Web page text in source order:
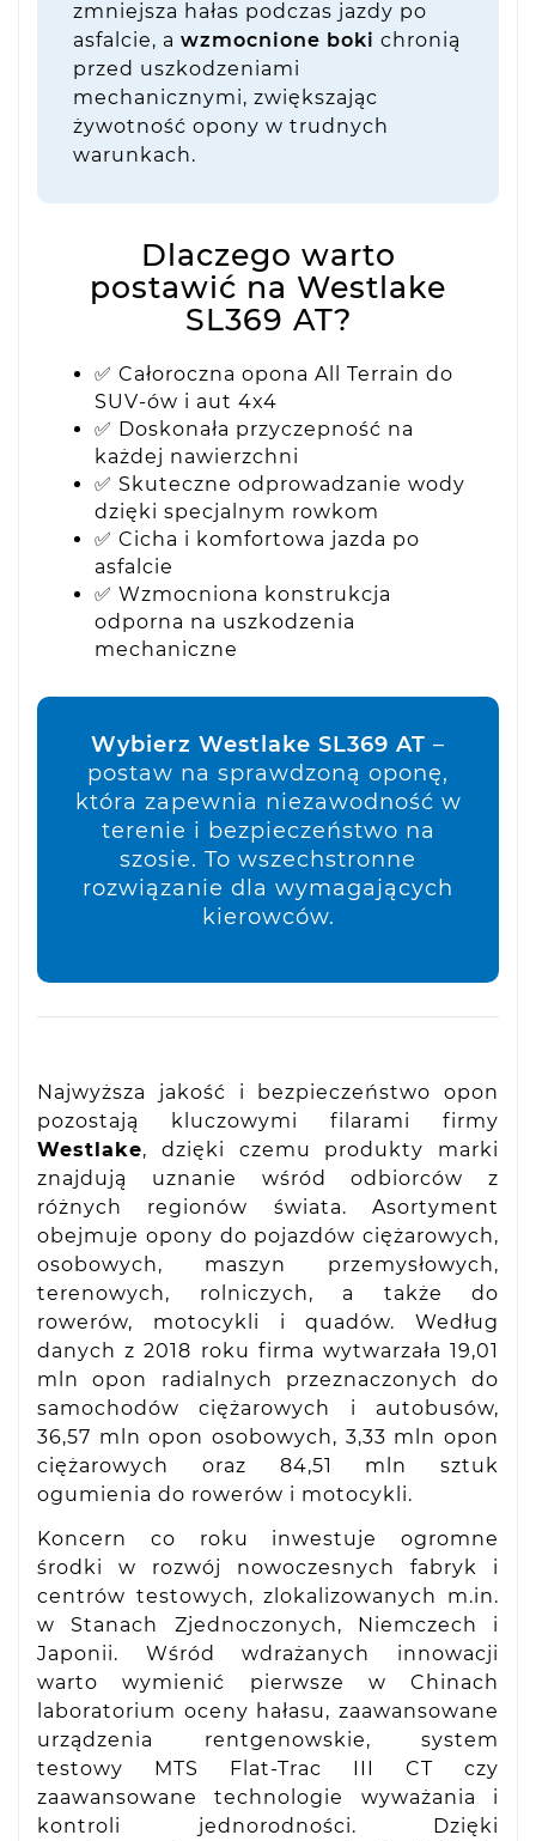
zmniejsza hałas podczas jazdy po
asfalcie, a wzmocnione boki chronią
przed uszkodzeniami
mechanicznymi, zwiększając
żywotność opony w trudnych
warunkach.
Dlaczego warto
postawić na Westlake
SL369 AT?
✅ Całoroczna opona All Terrain do
SUV-ów i aut 4x4
✅ Doskonała przyczepność na
każdej nawierzchni
✅ Skuteczne odprowadzanie wody
dzięki specjalnym rowkom
✅ Cicha i komfortowa jazda po
asfalcie
✅ Wzmocniona konstrukcja
odporna na uszkodzenia
mechaniczne
Wybierz Westlake SL369 AT –
postaw na sprawdzoną oponę,
która zapewnia niezawodność w
terenie i bezpieczeństwo na
szosie. To wszechstronne
rozwiązanie dla wymagających
kierowców.
Najwyższa jakość i bezpieczeństwo opon
pozostają kluczowymi filarami firmy
Westlake, dzięki czemu produkty marki
znajdują uznanie wśród odbiorców z
różnych regionów świata. Asortyment
obejmuje opony do pojazdów ciężarowych,
osobowych, maszyn przemysłowych,
terenowych, rolniczych, a także do
rowerów, motocykli i quadów. Według
danych z 2018 roku firma wytwarzała 19,01
mln opon radialnych przeznaczonych do
samochodów ciężarowych i autobusów,
36,57 mln opon osobowych, 3,33 mln opon
ciężarowych oraz 84,51 mln sztuk
ogumienia do rowerów i motocykli.
Koncern co roku inwestuje ogromne
środki w rozwój nowoczesnych fabryk i
centrów testowych, zlokalizowanych m.in.
w Stanach Zjednoczonych, Niemczech i
Japonii. Wśród wdrażanych innowacji
warto wymienić pierwsze w Chinach
laboratorium oceny hałasu, zaawansowane
urządzenia rentgenowskie, system
testowy MTS Flat-Trac III CT czy
zaawansowane technologie wyważania i
kontroli jednorodności. Dzięki